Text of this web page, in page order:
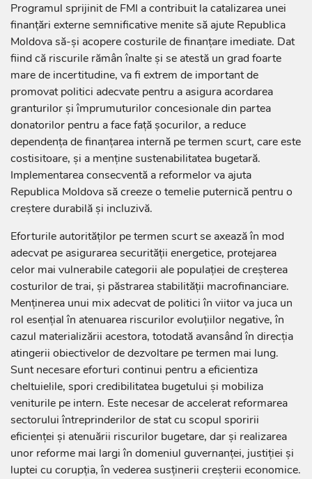
Programul sprijinit de FMI a contribuit la catalizarea unei
finanțări externe semnificative menite să ajute Republica
Moldova să-și acopere costurile de finanțare imediate. Dat
fiind că riscurile rămân înalte și se atestă un grad foarte
mare de incertitudine, va fi extrem de important de
promovat politici adecvate pentru a asigura acordarea
granturilor și împrumuturilor concesionale din partea
donatorilor pentru a face față șocurilor, a reduce
dependența de finanțarea internă pe termen scurt, care este
costisitoare, și a menține sustenabilitatea bugetară.
Implementarea consecventă a reformelor va ajuta
Republica Moldova să creeze o temelie puternică pentru o
creștere durabilă și incluzivă.
Eforturile autorităților pe termen scurt se axează în mod
adecvat pe asigurarea securității energetice, protejarea
celor mai vulnerabile categorii ale populației de creșterea
costurilor de trai, și păstrarea stabilității macrofinanciare.
Menținerea unui mix adecvat de politici în viitor va juca un
rol esențial în atenuarea riscurilor evoluțiilor negative, în
cazul materializării acestora, totodată avansând în direcția
atingerii obiectivelor de dezvoltare pe termen mai lung.
Sunt necesare eforturi continui pentru a eficientiza
cheltuielile, spori credibilitatea bugetului și mobiliza
veniturile pe intern. Este necesar de accelerat reformarea
sectorului întreprinderilor de stat cu scopul sporirii
eficienței și atenuării riscurilor bugetare, dar și realizarea
unor reforme mai largi în domeniul guvernanței, justiției și
luptei cu corupția, în vederea susținerii creșterii economice.